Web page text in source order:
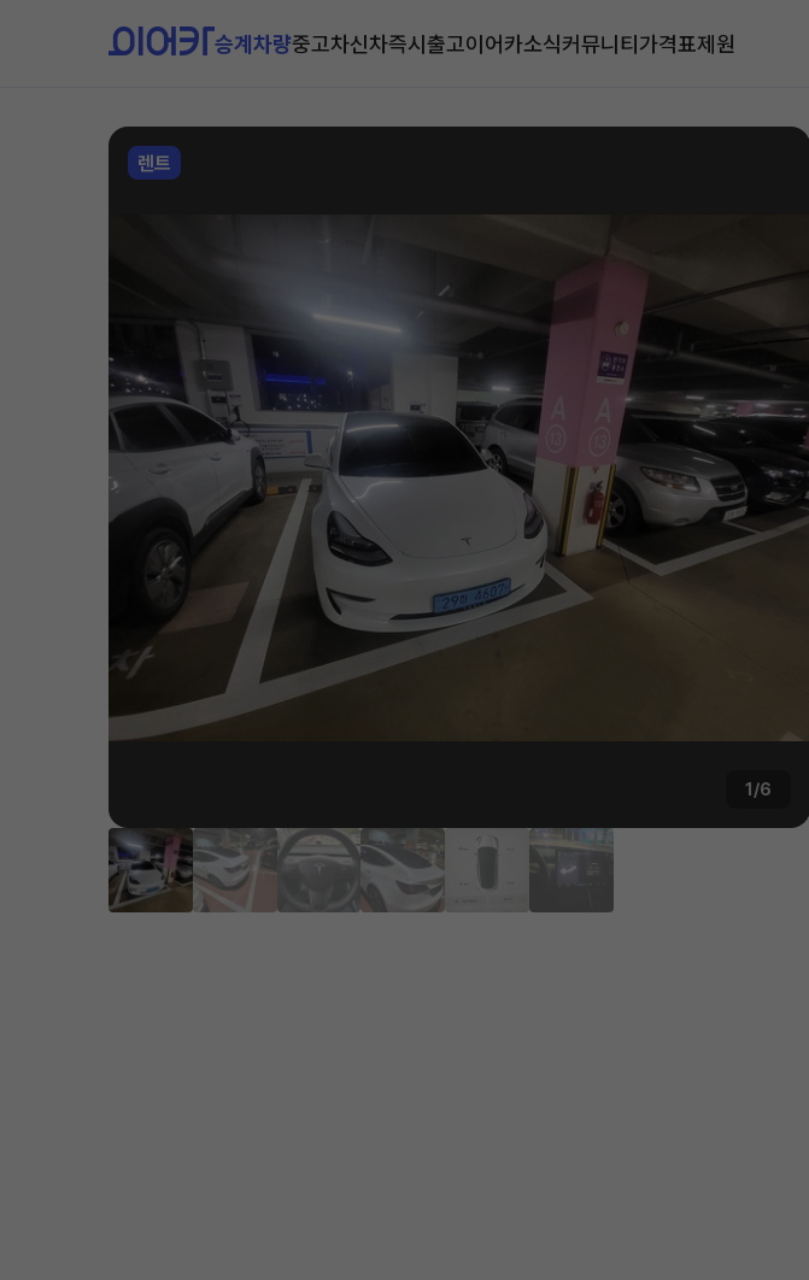
승계차량중고차신차즉시출고이어카소식커뮤니티가격표제원
렌트
1/6